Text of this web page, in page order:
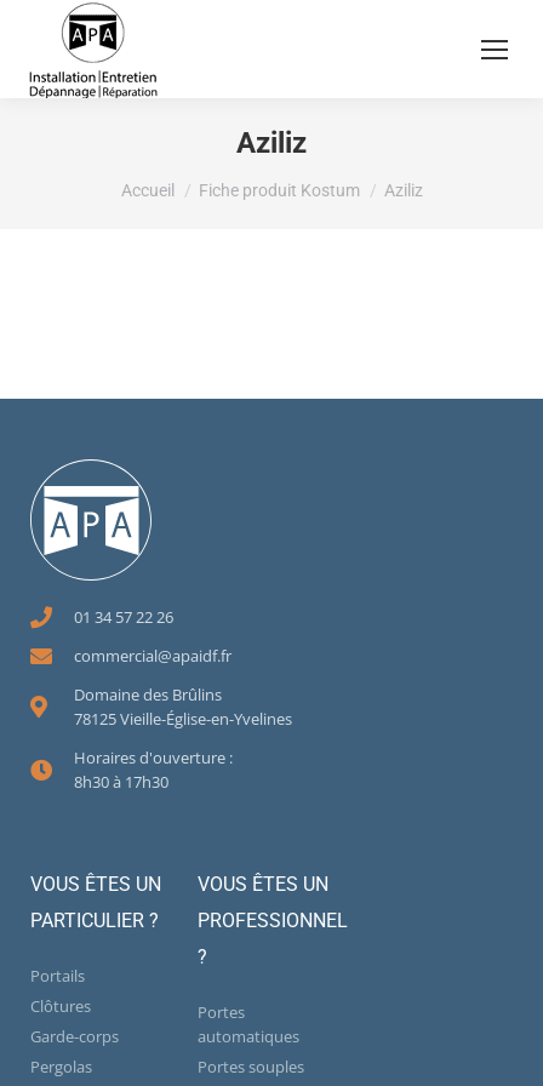
Aziliz
Vous êtes ici :
Accueil Fiche produit Kostum Aziliz
01 34 57 22 26
commercial@apaidf.fr
Domaine des Brûlins
78125 Vieille-Église-en-Yvelines
Horaires d'ouverture :
8h30 à 17h30
VOUS ÊTES UN
PARTICULIER ?
Portails
Clôtures
Garde-corps
Pergolas
VOUS ÊTES UN
PROFESSIONNEL
?
Portes
automatiques
Portes souples